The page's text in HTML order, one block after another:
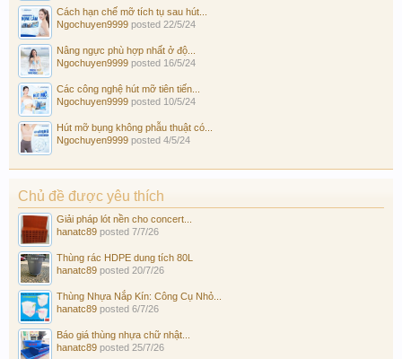
Cách hạn chế mỡ tích tụ sau hút...
Ngochuyen9999 posted 22/5/24
Nâng ngực phù hợp nhất ở độ...
Ngochuyen9999 posted 16/5/24
Các công nghệ hút mỡ tiên tiến...
Ngochuyen9999 posted 10/5/24
Hút mỡ bụng không phẫu thuật có...
Ngochuyen9999 posted 4/5/24
Chủ đề được yêu thích
Giải pháp lót nền cho concert...
hanatc89 posted 7/7/26
Thùng rác HDPE dung tích 80L
hanatc89 posted 20/7/26
Thùng Nhựa Nắp Kín: Công Cụ Nhỏ...
hanatc89 posted 6/7/26
Báo giá thùng nhựa chữ nhật...
hanatc89 posted 25/7/26